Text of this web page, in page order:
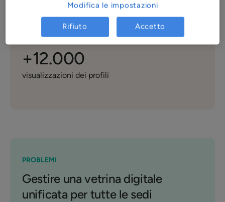
+2.000
recensioni ottenute
+12.000
visualizzazioni dei profili
PROBLEMI
Gestire una vetrina digitale
unificata per tutte le sedi
Modifica le impostazioni
Rifiuto Accetto